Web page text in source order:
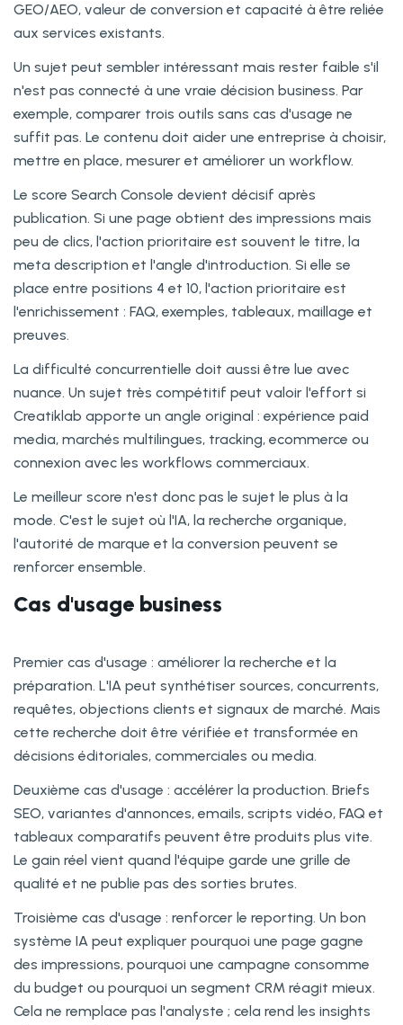
GEO/AEO, valeur de conversion et capacité à être reliée
aux services existants.
Un sujet peut sembler intéressant mais rester faible s'il
n'est pas connecté à une vraie décision business. Par
exemple, comparer trois outils sans cas d'usage ne
suffit pas. Le contenu doit aider une entreprise à choisir,
mettre en place, mesurer et améliorer un workflow.
Le score Search Console devient décisif après
publication. Si une page obtient des impressions mais
peu de clics, l'action prioritaire est souvent le titre, la
meta description et l'angle d'introduction. Si elle se
place entre positions 4 et 10, l'action prioritaire est
l'enrichissement : FAQ, exemples, tableaux, maillage et
preuves.
La difficulté concurrentielle doit aussi être lue avec
nuance. Un sujet très compétitif peut valoir l'effort si
Creatiklab apporte un angle original : expérience paid
media, marchés multilingues, tracking, ecommerce ou
connexion avec les workflows commerciaux.
Le meilleur score n'est donc pas le sujet le plus à la
mode. C'est le sujet où l'IA, la recherche organique,
l'autorité de marque et la conversion peuvent se
renforcer ensemble.
Cas d'usage business
Premier cas d'usage : améliorer la recherche et la
préparation. L'IA peut synthétiser sources, concurrents,
requêtes, objections clients et signaux de marché. Mais
cette recherche doit être vérifiée et transformée en
décisions éditoriales, commerciales ou media.
Deuxième cas d'usage : accélérer la production. Briefs
SEO, variantes d'annonces, emails, scripts vidéo, FAQ et
tableaux comparatifs peuvent être produits plus vite.
Le gain réel vient quand l'équipe garde une grille de
qualité et ne publie pas des sorties brutes.
Troisième cas d'usage : renforcer le reporting. Un bon
système IA peut expliquer pourquoi une page gagne
des impressions, pourquoi une campagne consomme
du budget ou pourquoi un segment CRM réagit mieux.
Cela ne remplace pas l'analyste ; cela rend les insights